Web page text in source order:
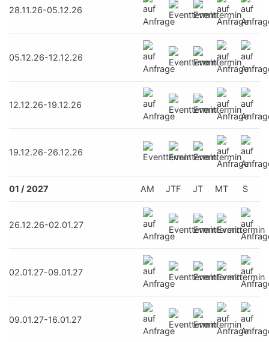
28.11.26-05.12.26
05.12.26-12.12.26
12.12.26-19.12.26
19.12.26-26.12.26
01 / 2027 AM JTF JT MT S
26.12.26-02.01.27
02.01.27-09.01.27
09.01.27-16.01.27